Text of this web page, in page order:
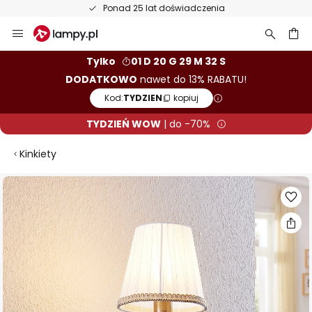
Ponad 25 lat doświadczenia
Przejdź
do
Tylko
01 D 20 G 29 M 32 S
DODATKOWO nawet do 13% RABATU!
Kod:TYDZIEN kopiuj
TYDZIEŃ WOW| do -70%
Kinkiety
Przejdź
na
koniec
galerii